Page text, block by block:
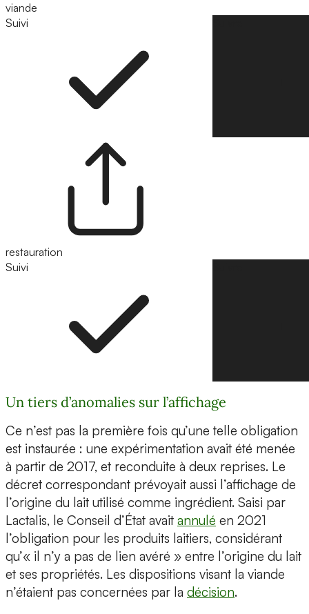
viande
Suivi
restauration
Suivi
Un tiers d’anomalies sur l’affichage
Ce n’est pas la première fois qu’une telle obligation
est instaurée : une expérimentation avait été menée
à partir de 2017, et reconduite à deux reprises. Le
décret correspondant prévoyait aussi l’affichage de
l’origine du lait utilisé comme ingrédient. Saisi par
Lactalis, le Conseil d’État avait annulé en 2021
l’obligation pour les produits laitiers, considérant
qu’« il n’y a pas de lien avéré » entre l’origine du lait
et ses propriétés. Les dispositions visant la viande
n’étaient pas concernées par la décision.